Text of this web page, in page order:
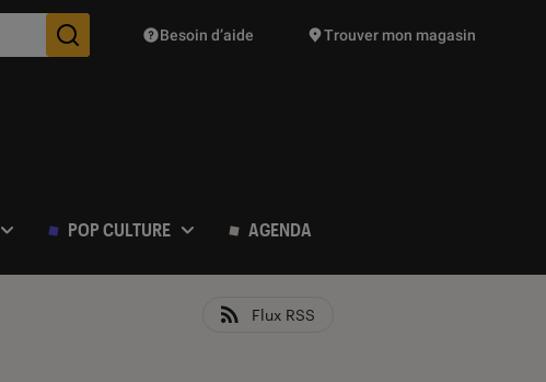
Des suggestions de produits vont vous être proposées
Besoin d’aide Trouver mon magasin
POP CULTURE AGENDA
Flux RSS